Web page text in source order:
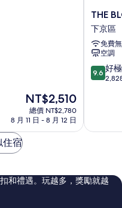
現
在
價
NT$2,510
總價 NT$2,780
8 月 11 日 - 8 月 12 日
THE
KYOTO
下
京
區
THE
下京區
免費
空調
9.6
分，
好
則
評
9.6 好
住宿
和禮遇。玩越多，獎勵就越